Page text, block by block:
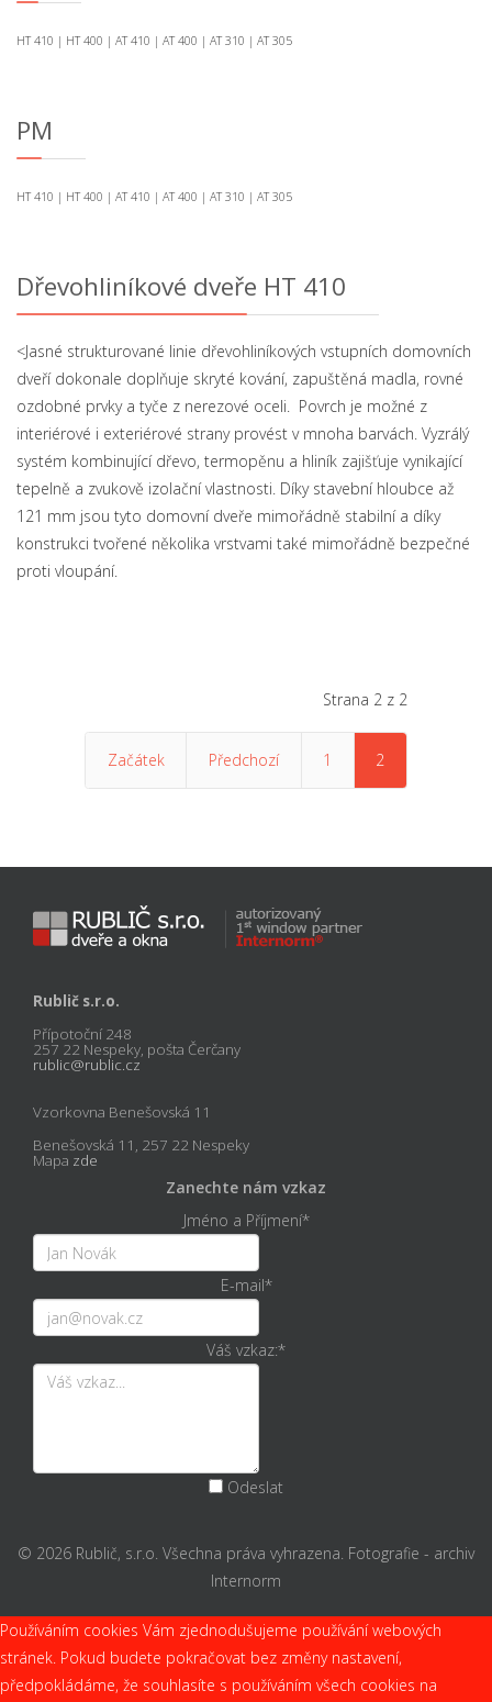
HT 410 | HT 400 | AT 410 | AT 400 | AT 310 | AT 305
PM
HT 410 | HT 400 | AT 410 | AT 400 | AT 310 | AT 305
Dřevohliníkové dveře HT 410
<Jasné strukturované linie dřevohliníkových vstupních domovních
dveří dokonale doplňuje skryté kování, zapuštěná madla, rovné
ozdobné prvky a tyče z nerezové oceli. Povrch je možné z
interiérové i exteriérové strany provést v mnoha barvách. Vyzrálý
systém kombinující dřevo, termopěnu a hliník zajišťuje vynikající
tepelně a zvukově izolační vlastnosti. Díky stavební hloubce až
121 mm jsou tyto domovní dveře mimořádně stabilní a díky
konstrukci tvořené několika vrstvami také mimořádně bezpečné
proti vloupání.
Strana 2 z 2
Začátek Předchozí 1 2
Rublič s.r.o.
Přípotoční 248
257 22 Nespeky, pošta Čerčany
rublic@rublic.cz
Vzorkovna Benešovská 11
Benešovská 11, 257 22 Nespeky
Mapa zde
Zanechte nám vzkaz
Jméno a Příjmení*
E-mail*
Váš vzkaz:*
Odeslat
© 2026 Rublič, s.r.o. Všechna práva vyhrazena. Fotografie - archiv
Internorm
Používáním cookies Vám zjednodušujeme používání webových
stránek. Pokud budete pokračovat bez změny nastavení,
předpokládáme, že souhlasíte s používáním všech cookies na